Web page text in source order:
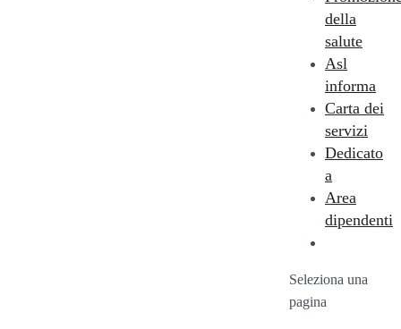
della
salute
Asl
informa
Carta dei
servizi
Dedicato
a
Area
dipendenti
Seleziona una
pagina